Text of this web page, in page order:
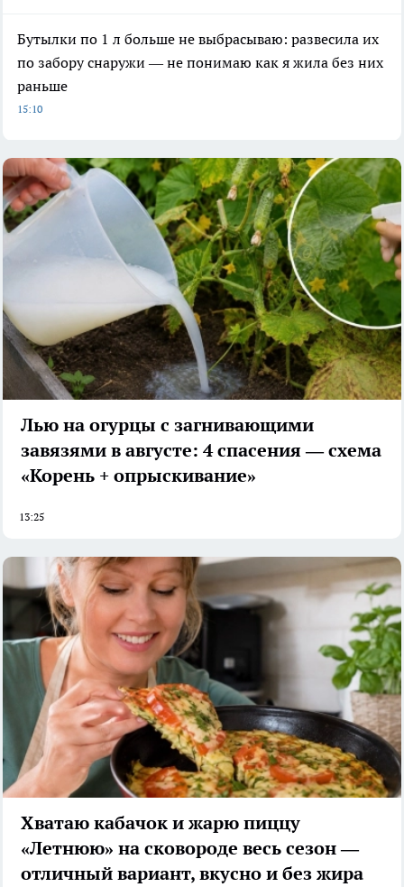
Бутылки по 1 л больше не выбрасываю: развесила их
по забору снаружи — не понимаю как я жила без них
раньше
15:10
Лью на огурцы с загнивающими
завязями в августе: 4 спасения — схема
«Корень + опрыскивание»
13:25
Хватаю кабачок и жарю пиццу
«Летнюю» на сковороде весь сезон —
отличный вариант, вкусно и без жира